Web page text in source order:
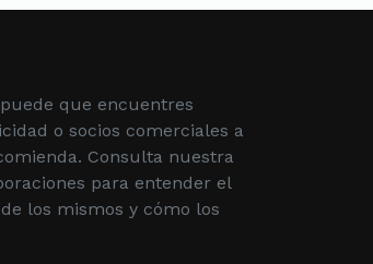
que encuentres
o socios comerciales a
Consulta nuestra
para entender el
los mismos y cómo los